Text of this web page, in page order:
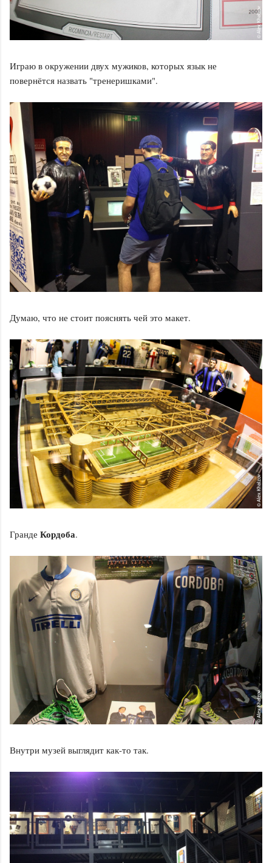
Играю в окружении двух мужиков, которых язык не
повернётся назвать "тренеришками".
Думаю, что не стоит пояснять чей это макет.
Гранде Кордоба.
Внутри музей выглядит как-то так.